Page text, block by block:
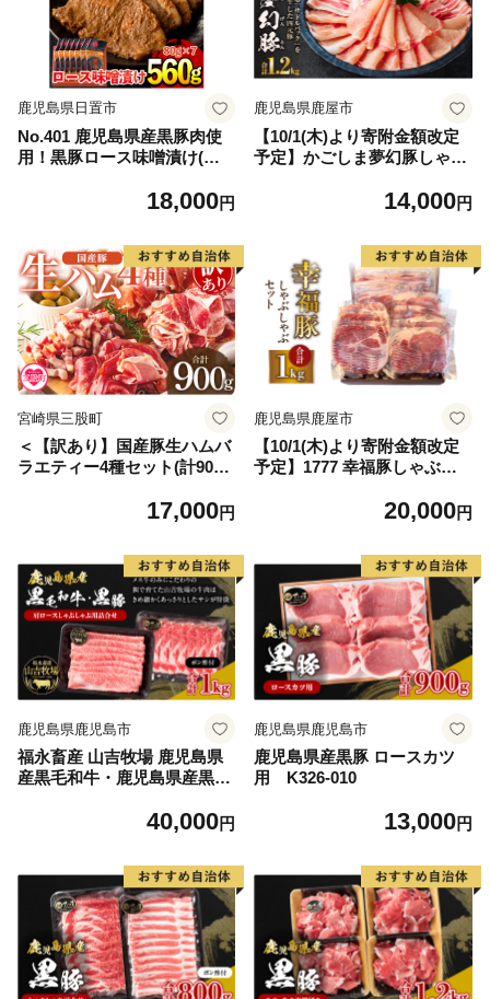
鹿児島県日置市
No.401 鹿児島県産黒豚肉使
用！黒豚ロース味噌漬け(合
産 黒豚 豚肉 ロース 味噌漬け
ヤ】
18,000円
鹿児島県鹿屋市
【10/1(木)より寄附金額改定
予定】かごしま夢幻豚しゃぶ
14,000円
宮崎県三股町
＜【訳あり】国産豚生ハムバ
ラエティー4種セット(計900
肩肉 生ハム スライス 切り落
ー BBQ 大容量 お祝い 誕生
日 結婚記念日 贈り物【MI294
-pl】【株式会社プラス】
17,000円
鹿児島県鹿屋市
【10/1(木)より寄附金額改定
予定】1777 幸福豚しゃぶし
20,000円
鹿児島県鹿児島市
福永畜産 山吉牧場 鹿児島県
産黒毛和牛・鹿児島県産黒豚
40,000円
鹿児島県鹿児島市
鹿児島県産黒豚 ロースカツ
用 K326-010
13,000円